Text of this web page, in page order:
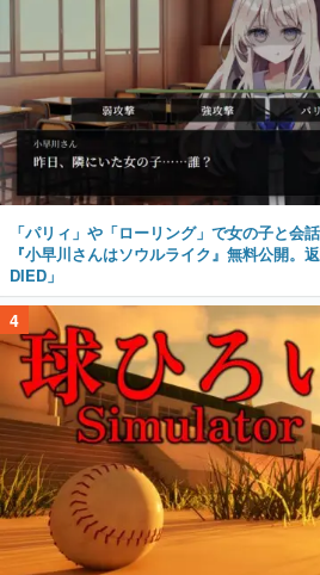
「パリィ」や「ローリング」で女の子と会
『小早川さんはソウルライク』無料公開。
DIED」
4